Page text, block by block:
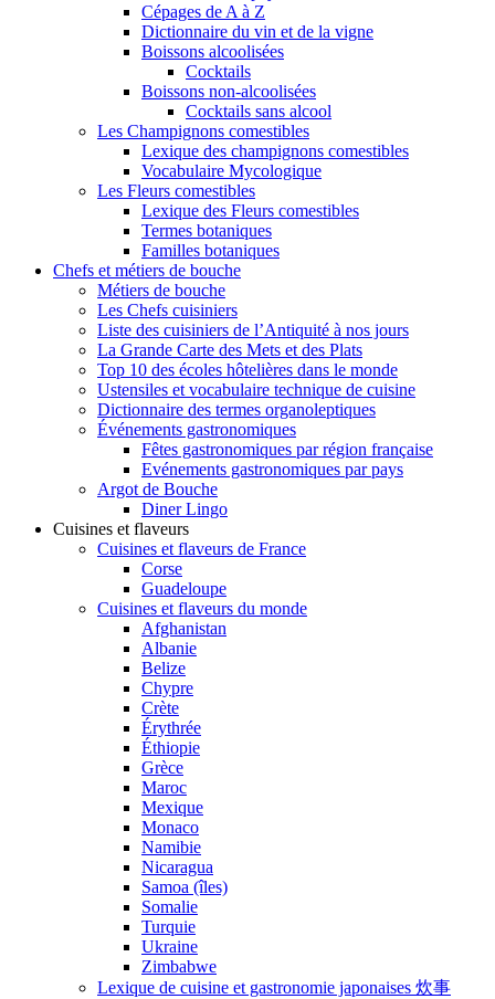
Cépages de A à Z
Dictionnaire du vin et de la vigne
Boissons alcoolisées
Cocktails
Boissons non-alcoolisées
Cocktails sans alcool
Les Champignons comestibles
Lexique des champignons comestibles
Vocabulaire Mycologique
Les Fleurs comestibles
Lexique des Fleurs comestibles
Termes botaniques
Familles botaniques
Chefs et métiers de bouche
Métiers de bouche
Les Chefs cuisiniers
Liste des cuisiniers de l’Antiquité à nos jours
La Grande Carte des Mets et des Plats
Top 10 des écoles hôtelières dans le monde
Ustensiles et vocabulaire technique de cuisine
Dictionnaire des termes organoleptiques
Événements gastronomiques
Fêtes gastronomiques par région française
Evénements gastronomiques par pays
Argot de Bouche
Diner Lingo
Cuisines et flaveurs
Cuisines et flaveurs de France
Corse
Guadeloupe
Cuisines et flaveurs du monde
Afghanistan
Albanie
Belize
Chypre
Crète
Érythrée
Éthiopie
Grèce
Maroc
Mexique
Monaco
Namibie
Nicaragua
Samoa (îles)
Somalie
Turquie
Ukraine
Zimbabwe
Lexique de cuisine et gastronomie japonaises 炊事